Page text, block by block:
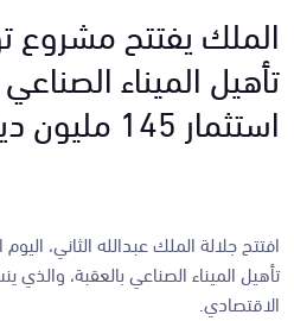
الملك يفتتح مشروع
تأهيل الميناء
استثمار 145 مليون دينار
افتتح جلالة الملك عبدالله الثاني،
تأهيل الميناء الصناعي بالعقبة،
الاقتصادي.